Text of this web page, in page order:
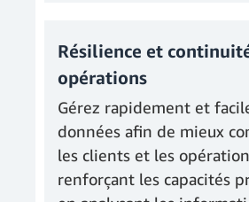
Résilience et
opérations
Gérez rapidement et
données afin de mieux
les clients et les
renforçant les capacités